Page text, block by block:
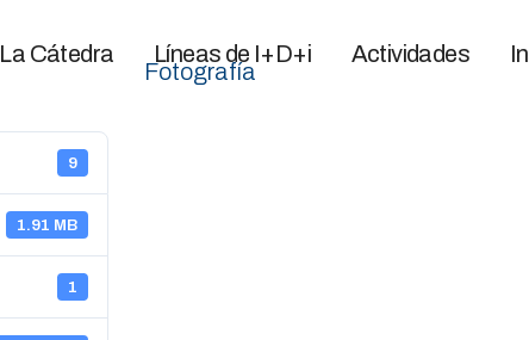
La Cátedra Líneas de I+D+i Actividades
9
1.91 MB
1
Fotografía